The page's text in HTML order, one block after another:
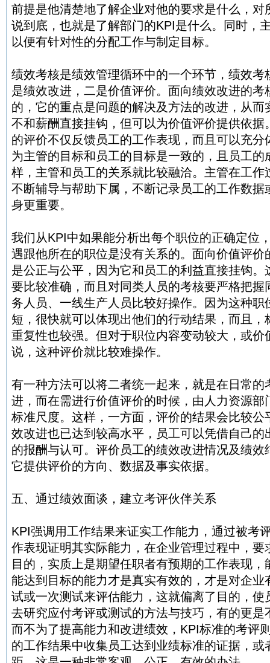
前提是他清楚地了解企业对他的要求是什么，对
说到底，也就是了解部门的KPI是什么。同时，
以便有针对性的分配工作与制定目标。
绩效考核是绩效管理循环中的一个环节，绩效考
是绩效改进，二是价值评价。面向绩效改进的考
的，它的重点是问题的解决及方法的改进，从
不和薪酬直接挂钩，但可以为价值评价提供依据
的评价不仅反馈员工的工作表现，而且可以充
为主管的目标和员工的目标是一致的，且员工
样，主管和员工的关系就比较融洽。主管在工作
不断辅导与帮助下属，不断记录员工的工作数据
身更重要。
我们从KPI中如果能分析出每个职位的正确定位
遇跟他所在的职位是没有关系的。面向价值评价
是公正与公平，因为它和员工的利益直接挂钩
要比较准确，而且对同类人员的考核要严格把握
务人员、一线生产人员比较好操作。因为这种职
短，很快就可以体现出他们的行动结果，而且
重复性也较强。但对于职位内容变动较大，或价
说，这种评价就比较难操作。
有一种方法可以将二者统一起来，就是在日常的
进，而在需进行价值评价的时候，由人力资源部
标准尺度。这样，一方面，评价的结果会比较公
效改进也已达到较高水平，员工可以凭借自己的
的报酬与认可。评价员工的绩效改进情况及绩
它提供评价的方向、数据及事实依据。
五、通过绩效面谈，建立考评伙伴关系
KPI强调用工作结果来证实工作能力，通过被考
作表现证明其实际能力，在企业管理过程中，要
目的，实质上是期望任职者有预期的工作表现
能达到目标的能力才是真实有效的，才是对企业
试或一次测试来评估能力，这就偏离了目的，使
去研究应付考评或测试的方法与技巧，有的更是
而不为了提高能力和改进绩效，KPI标准的考评
的工作结果中收集员工达到业绩标准的证据，或